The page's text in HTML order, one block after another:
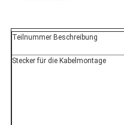
Teilnummer Beschreibung
Stecker für die Kabelmontage